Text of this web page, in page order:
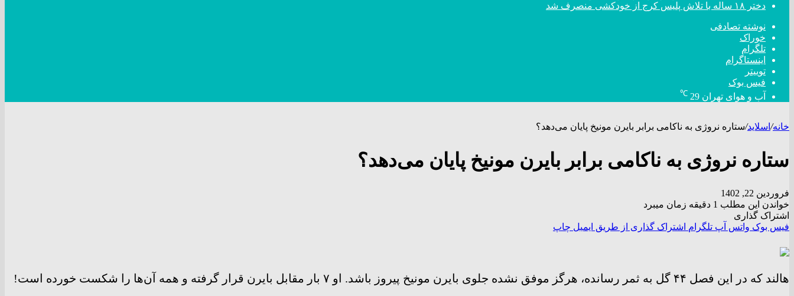
دختر ‌۱۸‌ ‌ساله‌ با تلاش پلیس کرج از خودکشی منصرف شد
نوشته تصادفی
خوراک
تلگرام
اینستاگرام
توییتر
فیس بوک
آب و هوای تهران 29
℃
خانه/ اسلاید/ستاره نروژی به ناکامی برابر بایرن مونیخ پایان می‌دهد؟
ستاره نروژی به ناکامی برابر بایرن مونیخ پایان می‌دهد؟
فروردین 22, 1402
خواندن این مطلب 1 دقیقه زمان میبرد
اشتراک گذاری
فیس بوک واتس آپ تلگرام اشتراک گذاری از طریق ایمیل چاپ
هالند که در این فصل ۴۴ گل به ثمر رسانده، هرگز موفق نشده جلوی بایرن مونیخ پیروز باشد. او ۷ بار مقابل بایرن قرار گرفته و همه آن‌ها را شکست خورده است!